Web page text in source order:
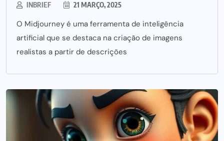
INBRIEF 21 MARÇO, 2025
O Midjourney é uma ferramenta de inteligência
artificial que se destaca na criação de imagens
realistas a partir de descrições